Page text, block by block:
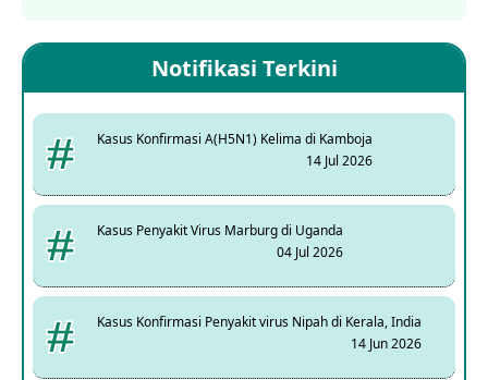
Notifikasi Terkini
Kasus Konfirmasi A(H5N1) Kelima di Kamboja
14 Jul 2026
Kasus Penyakit Virus Marburg di Uganda
04 Jul 2026
Kasus Konfirmasi Penyakit virus Nipah di Kerala, India
14 Jun 2026